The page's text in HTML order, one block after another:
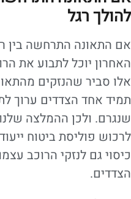
להולך רגל
אם התאונה התרחשה בין
האחרון יוכל לתבוע את
אלו סביר שהנזקים
תמיד אחד הצדדים ערוך
שנגרם. ולכן ההמלצה
לרכוש פוליסת ביטוח
כיסוי גם לנזקי הרוכב
הצדדים.